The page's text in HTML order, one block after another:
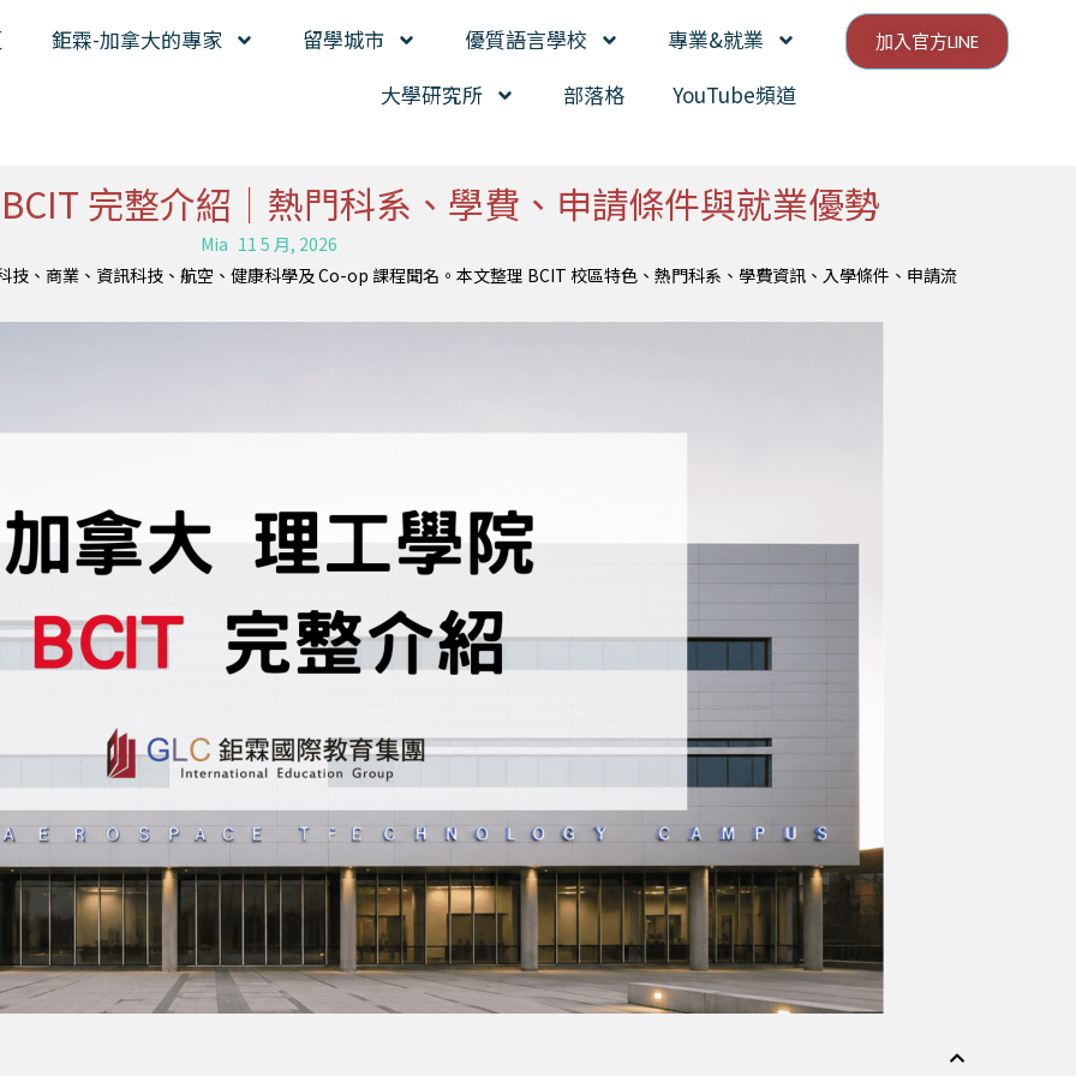
鉅霖-加拿大的專家 留學城市 優質語言學校
專業&就業
大學研究所
部落格 YouTube頻道
加入官方LINE
完整介紹｜熱門科系、學費、申請條件與就業優勢
Mia 11 5 月, 2026
、商業、資訊科技、航空、健康科學及 Co-op 課程聞名。本文整理 BCIT 校區特色、熱門科系、學費資訊、入學條件、申請流